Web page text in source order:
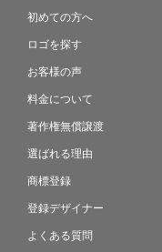
初めての方へ
ロゴを探す
お客様の声
料金について
著作権無償譲渡
選ばれる理由
商標登録
登録デザイナー
よくある質問